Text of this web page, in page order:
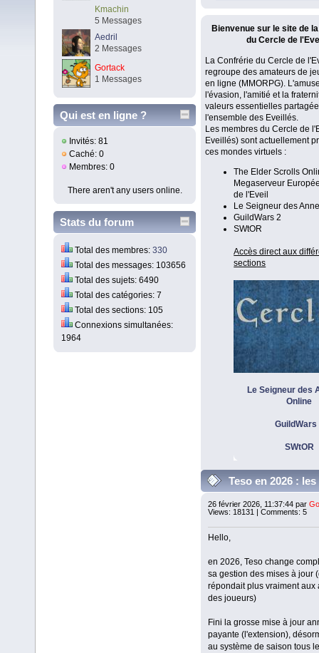
Kmachin
5 Messages
Aedril
2 Messages
Gortack
1 Messages
Qui est en ligne ?
Invités: 81
Caché: 0
Membres: 0
There aren't any users online.
Stats du forum
Total des membres:330
Total des messages: 103656
Total des sujets: 6490
Total des catégories: 7
Total des sections: 105
Connexions simultanées:
1964
Bienvenue sur le site de
du Cercle de
La Confrérie du Cercle de
regroupe des amateurs de
en ligne (MMORPG).
l'évasion, l'amitié et la
valeurs essentielles
l'ensemble des Eveillés.
Les membres du Cercle de
Eveillés) sont actuellement
ces mondes virtuels :
The Elder Scrolls
Megaserveur
de l'Eveil
Le Seigneur des
GuildWars 2
SWtOR
Accès direct aux
sections
Le Seigneur des
Online
GuildWars
SWtOR
Teso en 2026 : les
gratos avec les
saison
26 février 2026, 11:37:44 par
Views: 18131 | Comments: 5
Hello,
en 2026, Teso change
sa gestion des mises à jour
répondait plus vraiment aux
des joueurs)
Fini la grosse mise à jour
payante (l'extension),
au système de saison tous